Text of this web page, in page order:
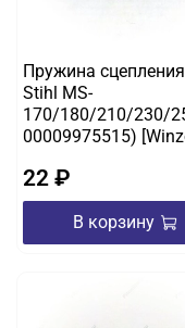
Пружина
Stihl MS-
170/180/210/230/
00009975515)
22 ₽
В корзину